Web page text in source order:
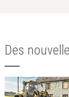
Des